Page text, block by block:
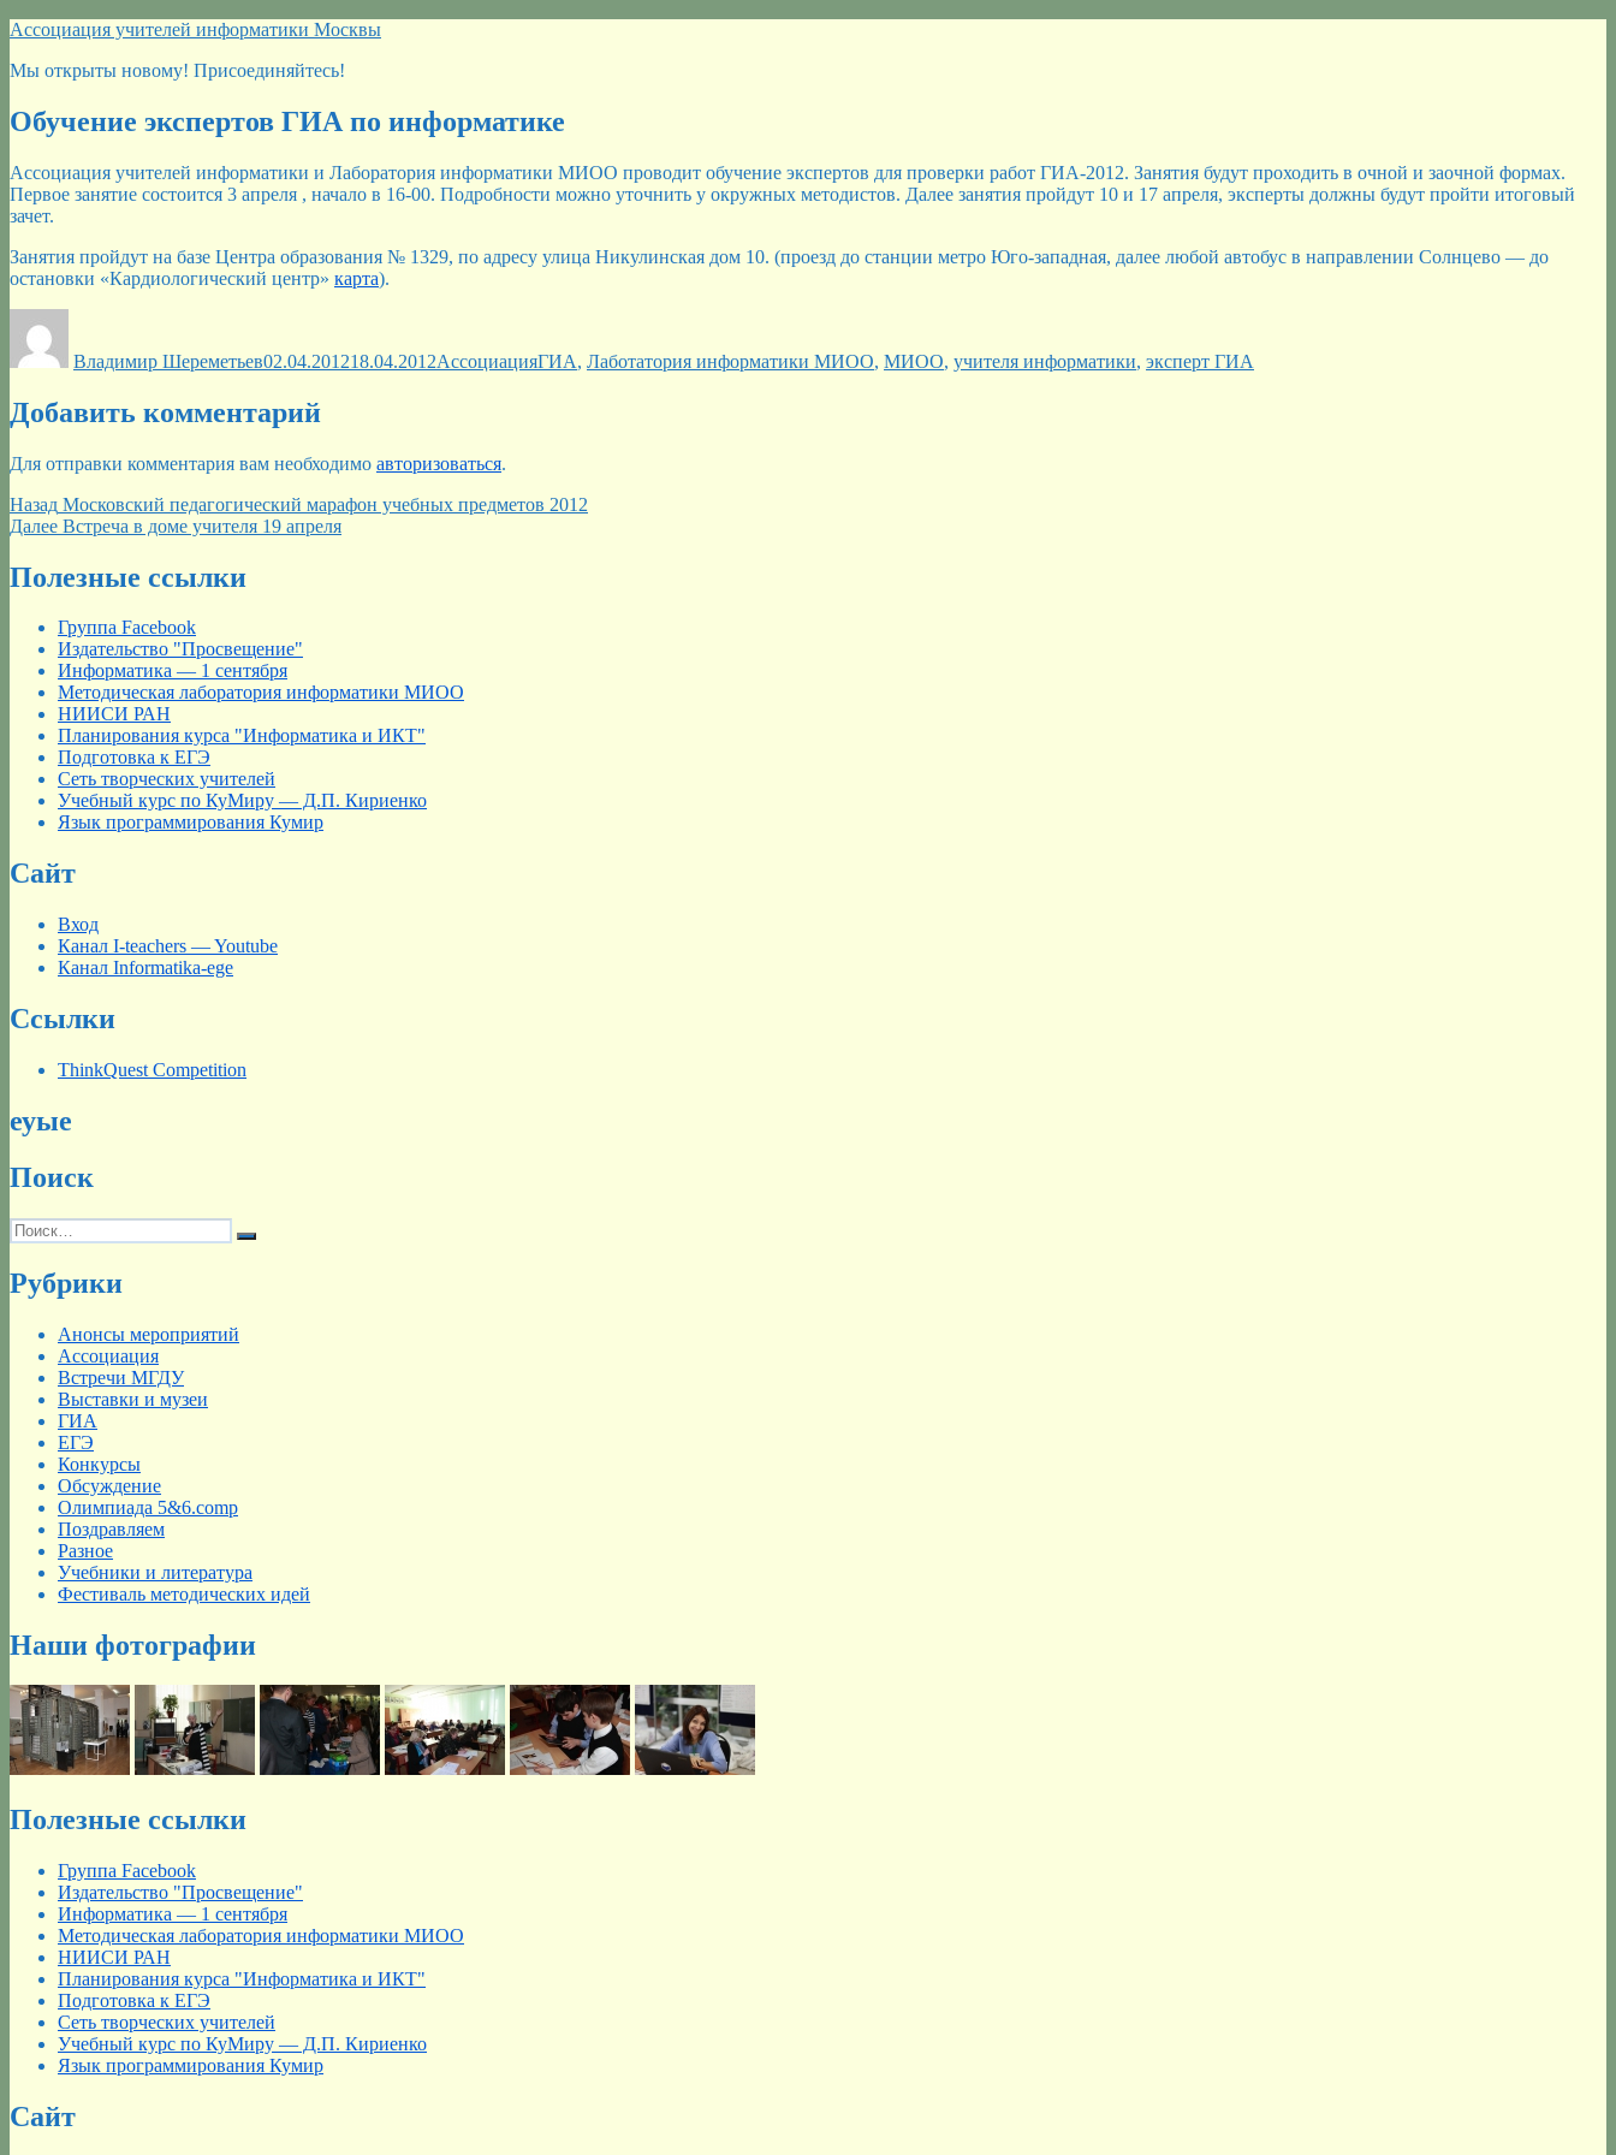
Перейти
содержимому
Ассоциация учителей информатики Москвы
Мы открыты новому! Присоединяйтесь!
Обучение экспертов ГИА по информатике
Ассоциация учителей информатики и Лаборатория информатики МИОО проводит обучение экспертов для проверки работ ГИА-2012. Занятия будут проходить в очной и заочной формах.
Первое занятие состоится 3 апреля , начало в 16-00. Подробности можно уточнить у окружных методистов. Далее занятия пройдут 10 и 17 апреля, эксперты должны будут пройти итоговый
зачет.
Занятия пройдут на базе Центра образования № 1329, по адресу улица Никулинская дом 10. (проезд до станции метро Юго-западная, далее любой автобус в направлении Солнцево — до
остановки «Кардиологический центр» карта).
Владимир Шереметьев02.04.201218.04.2012АссоциацияГИА, Лаботатория информатики МИОО, МИОО, учителя информатики, эксперт ГИА
Добавить комментарий
Для отправки комментария вам необходимо авторизоваться.
Навигация
по
записям
Назад Предыдущая
запись:
Московский педагогический марафон учебных предметов 2012
Далее Следующая
Встреча в доме учителя 19 апреля
Полезные ссылки
Группа Facebook
Издательство "Просвещение"
Информатика — 1 сентября
Методическая лаборатория информатики МИОО
НИИСИ РАН
Планирования курса "Информатика и ИКТ"
Подготовка к ЕГЭ
Сеть творческих учителей
Учебный курс по КуМиру — Д.П. Кириенко
Язык программирования Кумир
Сайт
Вход
Канал I-teachers — Youtube
Канал Informatika-ege
Ссылки
ThinkQuest Competition
еуые
Поиск
Искать:
Поиск
Рубрики
Анонсы мероприятий
Ассоциация
Встречи МГДУ
Выставки и музеи
ГИА
ЕГЭ
Конкурсы
Обсуждение
Олимпиада 5&6.comp
Поздравляем
Разное
Учебники и литература
Фестиваль методических идей
Наши фотографии
Полезные ссылки
Группа Facebook
Издательство "Просвещение"
Информатика — 1 сентября
Методическая лаборатория информатики МИОО
НИИСИ РАН
Планирования курса "Информатика и ИКТ"
Подготовка к ЕГЭ
Сеть творческих учителей
Учебный курс по КуМиру — Д.П. Кириенко
Язык программирования Кумир
Сайт